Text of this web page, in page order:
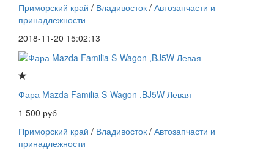
Приморский край / Владивосток / Автозапчасти и
принадлежности
2018-11-20 15:02:13
Фара Mazda Familia S-Wagon ,BJ5W Левая
1 500 руб
Приморский край / Владивосток / Автозапчасти и
принадлежности